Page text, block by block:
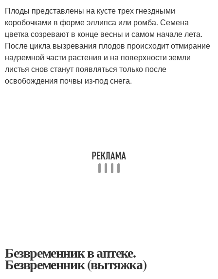
Плоды представлены на кусте трех гнездными
коробочками в форме эллипса или ромба. Семена
цветка созревают в конце весны и самом начале лета.
После цикла вызревания плодов происходит отмирание
надземной части растения и на поверхности земли
листья снов станут появляться только после
освобождения почвы из-под снега.
Безвременник в аптеке.
Безвременник (вытяжка)